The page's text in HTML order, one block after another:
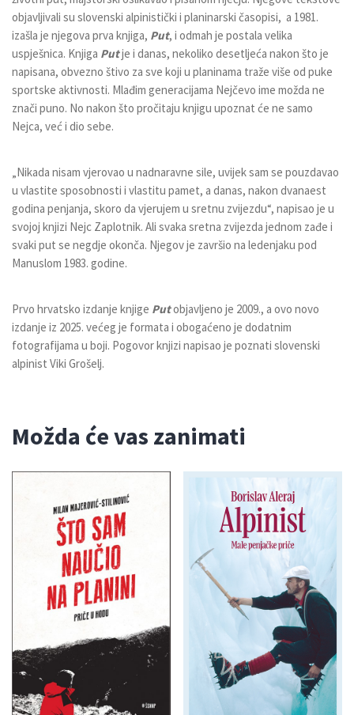
objavljivali su slovenski alpinistički i planinarski časopisi, a 1981.
izašla je njegova prva knjiga, Put, i odmah je postala velika
uspješnica. Knjiga Putje i danas, nekoliko desetljeća nakon što je
napisana, obvezno štivo za sve koji u planinama traže više od puke
sportske aktivnosti. Mlađim generacijama Nejčevo ime možda ne
znači puno. No nakon što pročitaju knjigu upoznat će ne samo
Nejca, već i dio sebe.
„Nikada nisam vjerovao u nadnaravne sile, uvijek sam se pouzdavao
u vlastite sposobnosti i vlastitu pamet, a danas, nakon dvanaest
godina penjanja, skoro da vjerujem u sretnu zvijezdu“, napisao je u
svojoj knjizi Nejc Zaplotnik. Ali svaka sretna zvijezda jednom zađe i
svaki put se negdje okonča. Njegov je završio na ledenjaku pod
Manuslom 1983. godine.
Prvo hrvatsko izdanje knjige Putobjavljeno je 2009., a ovo novo
izdanje iz 2025. većeg je formata i obogaćeno je dodatnim
fotografijama u boji. Pogovor knjizi napisao je poznati slovenski
alpinist Viki Grošelj.
Možda će vas zanimati